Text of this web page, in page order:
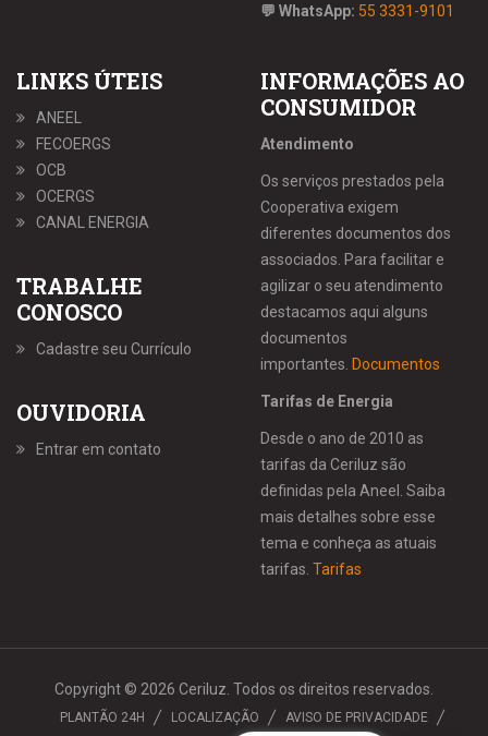
💬 WhatsApp: 55 3331-9101
LINKS ÚTEIS
ANEEL
FECOERGS
OCB
OCERGS
CANAL ENERGIA
TRABALHE
CONOSCO
Cadastre seu Currículo
OUVIDORIA
Entrar em contato
INFORMAÇÕES AO
CONSUMIDOR
Atendimento
Os serviços prestados pela
Cooperativa exigem
diferentes documentos dos
associados. Para facilitar e
agilizar o seu atendimento
destacamos aqui alguns
documentos
importantes. Documentos
Tarifas de Energia
Desde o ano de 2010 as
tarifas da Ceriluz são
definidas pela Aneel. Saiba
mais detalhes sobre esse
tema e conheça as atuais
tarifas. Tarifas
Copyright © 2026 Ceriluz. Todos os direitos reservados.
PLANTÃO 24H LOCALIZAÇÃO AVISO DE PRIVACIDADE